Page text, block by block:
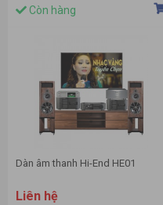
Còn hàng
Dàn âm thanh Hi-End HE01
Liên hệ